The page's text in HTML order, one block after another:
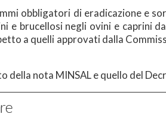
obbligatori di eradicazione e
e brucellosi negli ovini e caprini
a quelli approvati dalla
della nota MINSAL e quello del